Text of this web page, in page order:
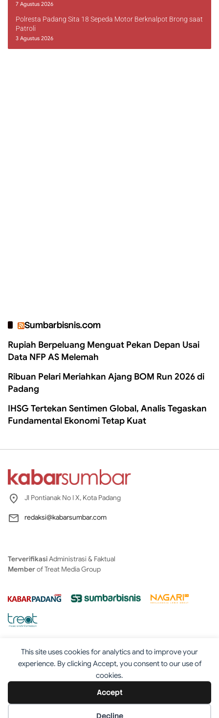
This site uses cookies for analytics and to improve your
experience. By clicking Accept, you consent to our use of
cookies.
Accept
Decline
7 Agustus 2026
Polresta Padang Sita 18 Sepeda Motor Berknalpot Brong saat
Patroli
3 Agustus 2026
Sumbarbisnis.com
Rupiah Berpeluang Menguat Pekan Depan Usai
Data NFP AS Melemah
Ribuan Pelari Meriahkan Ajang BOM Run 2026 di
Padang
IHSG Tertekan Sentimen Global, Analis Tegaskan
Fundamental Ekonomi Tetap Kuat
Jl Pontianak No I X, Kota Padang
redaksi@kabarsumbar.com
TerverifikasiAdministrasi & Faktual
Memberof Treat Media Group
Tentang Redaksi Kontak Disclaimer
Iklan